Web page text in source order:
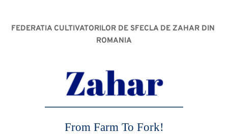
FEDERATIA CULTIVATORILOR DE SFECLA DE ZAHAR DIN
ROMANIA
From Farm To Fork!